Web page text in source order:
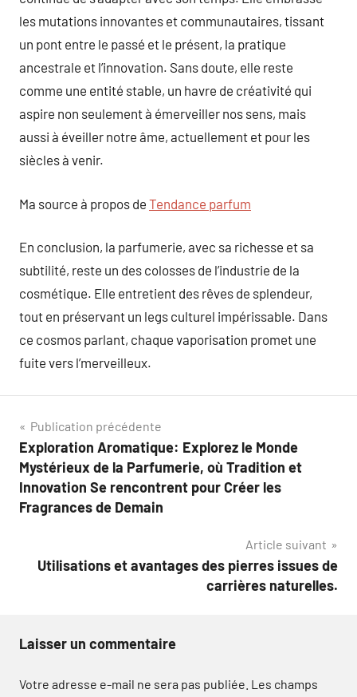
les mutations innovantes et communautaires, tissant
un pont entre le passé et le présent, la pratique
ancestrale et l’innovation. Sans doute, elle reste
comme une entité stable, un havre de créativité qui
aspire non seulement à émerveiller nos sens, mais
aussi à éveiller notre âme, actuellement et pour les
siècles à venir.
Ma source à propos de Tendance parfum
En conclusion, la parfumerie, avec sa richesse et sa
subtilité, reste un des colosses de l’industrie de la
cosmétique. Elle entretient des rêves de splendeur,
tout en préservant un legs culturel impérissable. Dans
ce cosmos parlant, chaque vaporisation promet une
fuite vers l’merveilleux.
Navigation
de
l’article
Publication précédente
Exploration Aromatique: Explorez le Monde
Mystérieux de la Parfumerie, où Tradition et
Innovation Se rencontrent pour Créer les
Fragrances de Demain
Article suivant
Utilisations et avantages des pierres issues de
carrières naturelles.
Laisser un commentaire
Votre adresse e-mail ne sera pas publiée. Les champs